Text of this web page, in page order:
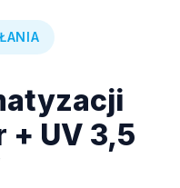
UV 3,5